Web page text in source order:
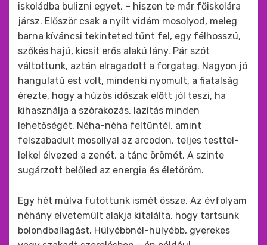
iskoládba bulizni egyet, – hiszen te már főiskolára
jársz. Először csak a nyílt vidám mosolyod, meleg
barna kíváncsi tekinteted tűnt fel, egy félhosszú,
szőkés hajú, kicsit erős alakú lány. Pár szót
váltottunk, aztán elragadott a forgatag. Nagyon jó
hangulatú est volt, mindenki nyomult, a fiatalság
érezte, hogy a húzós időszak előtt jól teszi, ha
kihasználja a szórakozás, lazítás minden
lehetőségét. Néha-néha feltűntél, amint
felszabadult mosollyal az arcodon, teljes testtel-
lelkel élvezed a zenét, a tánc örömét. A szinte
sugárzott belőled az energia és életöröm.
Egy hét múlva futottunk ismét össze. Az évfolyam
néhány elvetemült alakja kitalálta, hogy tartsunk
bolondballagást. Hülyébbnél-hülyébb, gyerekes